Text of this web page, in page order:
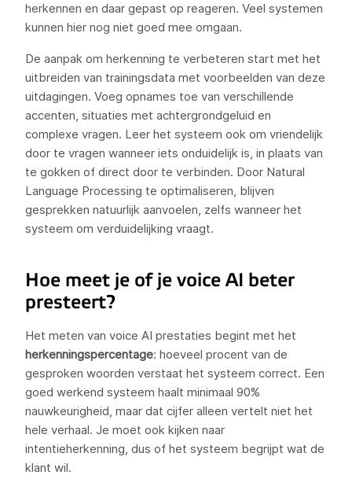
herkennen en daar gepast op reageren. Veel systemen
kunnen hier nog niet goed mee omgaan.
De aanpak om herkenning te verbeteren start met het
uitbreiden van trainingsdata met voorbeelden van deze
uitdagingen. Voeg opnames toe van verschillende
accenten, situaties met achtergrondgeluid en
complexe vragen. Leer het systeem ook om vriendelijk
door te vragen wanneer iets onduidelijk is, in plaats van
te gokken of direct door te verbinden. Door Natural
Language Processing te optimaliseren, blijven
gesprekken natuurlijk aanvoelen, zelfs wanneer het
systeem om verduidelijking vraagt.
Hoe meet je of je voice AI beter
presteert?
Het meten van voice AI prestaties begint met het
herkenningspercentage: hoeveel procent van de
gesproken woorden verstaat het systeem correct. Een
goed werkend systeem haalt minimaal 90%
nauwkeurigheid, maar dat cijfer alleen vertelt niet het
hele verhaal. Je moet ook kijken naar
intentieherkenning, dus of het systeem begrijpt wat de
klant wil.